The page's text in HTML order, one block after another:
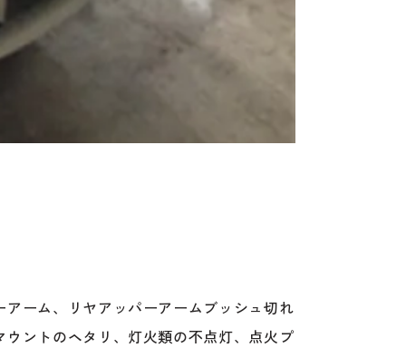
ーム、リヤアッパーアームブッシュ切れ
ントのヘタリ、灯火類の不点灯、点火プ